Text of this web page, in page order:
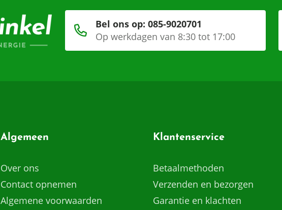
Bel ons op: 085-9020701
Op werkdagen van 8:30 tot 17:00
Algemeen
Over ons
Contact opnemen
Algemene voorwaarden
Klantenservice
Betaalmethoden
Verzenden en bezorgen
Garantie en klachten